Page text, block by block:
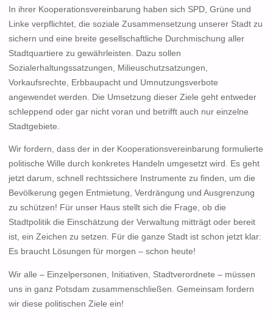
In ihrer Kooperationsvereinbarung haben sich SPD, Grüne und
Linke verpflichtet, die soziale Zusammensetzung unserer Stadt zu
sichern und eine breite gesellschaftliche Durchmischung aller
Stadtquartiere zu gewährleisten. Dazu sollen
Sozialerhaltungssatzungen, Milieuschutzsatzungen,
Vorkaufsrechte, Erbbaupacht und Umnutzungsverbote
angewendet werden. Die Umsetzung dieser Ziele geht entweder
schleppend oder gar nicht voran und betrifft auch nur einzelne
Stadtgebiete.
Wir fordern, dass der in der Kooperationsvereinbarung formulierte
politische Wille durch konkretes Handeln umgesetzt wird. Es geht
jetzt darum, schnell rechtssichere Instrumente zu finden, um die
Bevölkerung gegen Entmietung, Verdrängung und Ausgrenzung
zu schützen! Für unser Haus stellt sich die Frage, ob die
Stadtpolitik die Einschätzung der Verwaltung mitträgt oder bereit
ist, ein Zeichen zu setzen. Für die ganze Stadt ist schon jetzt klar:
Es braucht Lösungen für morgen – schon heute!
Wir alle – Einzelpersonen, Initiativen, Stadtverordnete – müssen
uns in ganz Potsdam zusammenschließen. Gemeinsam fordern
wir diese politischen Ziele ein!